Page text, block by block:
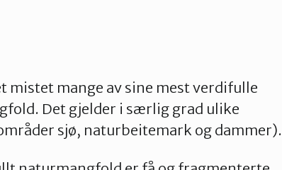
mange av sine mest verdifulle
Det gjelder i særlig grad ulike
sjø, naturbeitemark og dammer).